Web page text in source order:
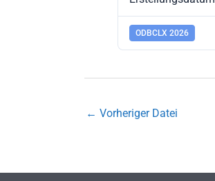
ODBCLX 2026
← Vorheriger Datei